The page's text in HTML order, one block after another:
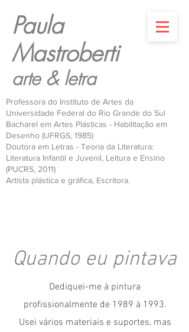
Paula
Mastroberti
arte & letra
Professora do Instituto de Artes da
Universidade Federal do Rio Grande do Sul
Bacharel em Artes Plásticas - Habilitação em
Desenho (UFRGS, 1985)
Doutora em Letras - Teoria da Literatura:
Literatura Infantil e Juvenil, Leitura e Ensino
(PUCRS, 2011)
Artista plástica e gráfica, Escritora.
Quando eu pintava
Dediquei-me à pintura
profissionalmente de 1989 à 1993.
Usei vários materiais e suportes, mas